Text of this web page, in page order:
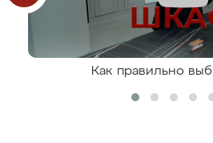
Как правильно